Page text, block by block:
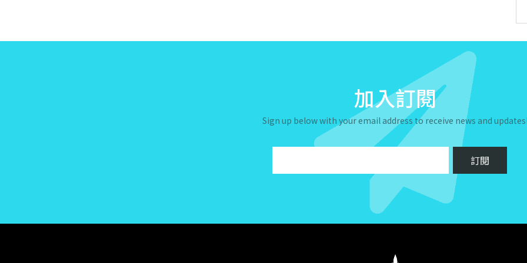
加入訂閱
Sign up below with your email address to receive news and